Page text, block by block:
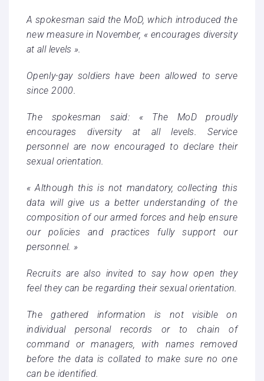
A spokesman said the MoD, which introduced the
new measure in November, « encourages diversity
at all levels ».
Openly-gay soldiers have been allowed to serve
since 2000.
The spokesman said: « The MoD proudly
encourages diversity at all levels. Service
personnel are now encouraged to declare their
sexual orientation.
« Although this is not mandatory, collecting this
data will give us a better understanding of the
composition of our armed forces and help ensure
our policies and practices fully support our
personnel. »
Recruits are also invited to say how open they
feel they can be regarding their sexual orientation.
The gathered information is not visible on
individual personal records or to chain of
command or managers, with names removed
before the data is collated to make sure no one
can be identified.